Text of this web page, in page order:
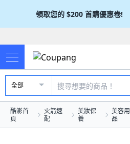
領取您的 $200 首購優惠卷!
全部
酷澎首
頁
火箭速
配
美妝保
養
美容用
品